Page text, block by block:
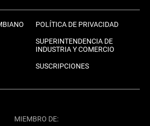
POLÍTICA DE PRIVACIDAD
SUPERINTENDENCIA DE
INDUSTRIA Y COMERCIO
SUSCRIPCIONES
MIEMBRO DE: